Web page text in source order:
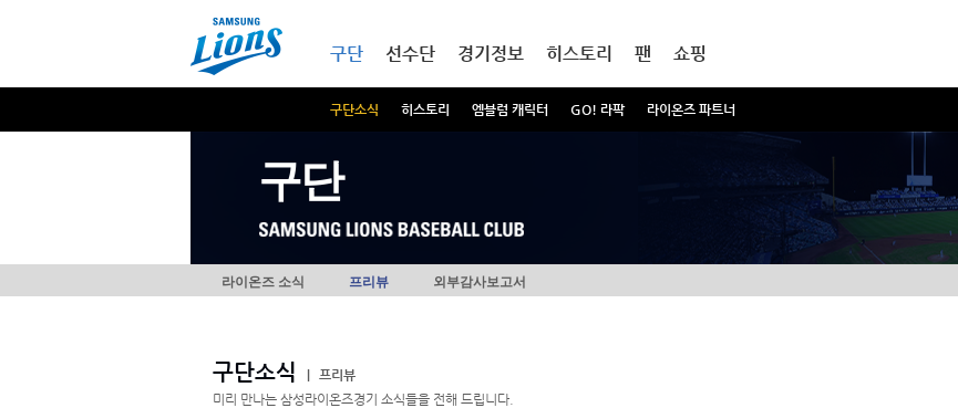
구단
구단소식 히스토리 엠블럼 캐릭터 GO! 라팍 라이온즈 파트너
선수단 경기정보 히스토리 팬 쇼핑
구단
라이온즈 소식 프리뷰 외부감사보고서
구단소식
프리뷰
미리 만나는 삼성라이온즈경기 소식들을 전해 드립니다.